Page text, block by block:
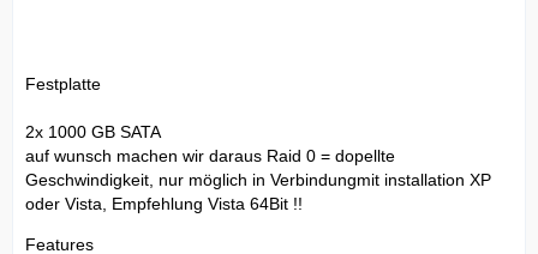
Festplatte
2x 1000 GB SATA
auf wunsch machen wir daraus Raid 0 = dopellte
Geschwindigkeit, nur möglich in Verbindungmit installation XP
oder Vista, Empfehlung Vista 64Bit !!
Features